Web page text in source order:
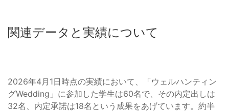
関連データと実績について
2026年4月1日時点の実績において、「ウェルハンティン
グWedding」に参加した学生は60名で、その内定出しは
32名、内定承諾は18名という成果をあげています。約半